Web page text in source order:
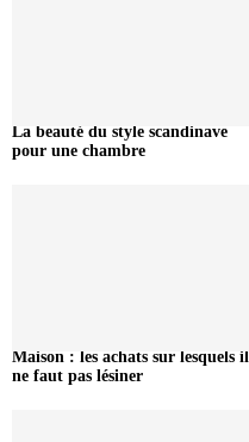
La beauté du style scandinave
pour une chambre
Maison : les achats sur lesquels il
ne faut pas lésiner